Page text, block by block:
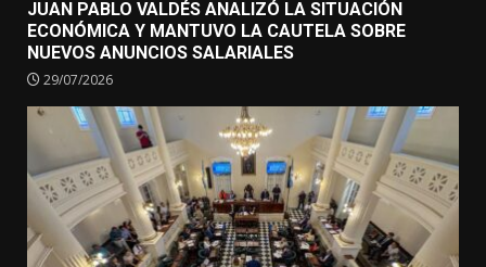
JUAN PABLO VALDÉS ANALIZÓ LA SITUACIÓN
ECONÓMICA Y MANTUVO LA CAUTELA SOBRE
NUEVOS ANUNCIOS SALARIALES
29/07/2026